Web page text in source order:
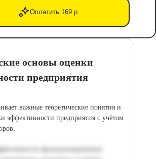
Оплатить 169 р.
основы оценки
предприятия
важные теоретические понятия и
эффективности предприятия с учётом